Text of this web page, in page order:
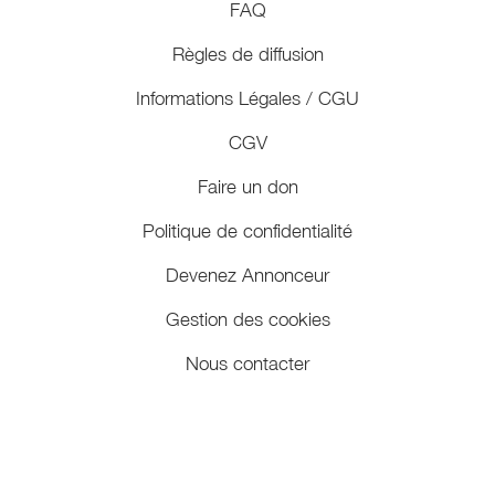
FAQ
Règles de diffusion
Informations Légales / CGU
CGV
Faire un don
Politique de confidentialité
Devenez Annonceur
Gestion des cookies
Nous contacter